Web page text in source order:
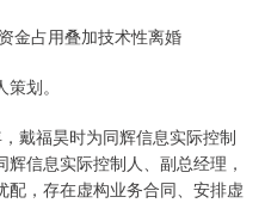
占用叠加技术性离婚
划。
福昊时为同辉信息实际控制
信息实际控制人、副总经理，
，存在虚构业务合同、安排虚